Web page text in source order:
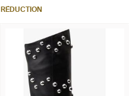
RÉDUCTION